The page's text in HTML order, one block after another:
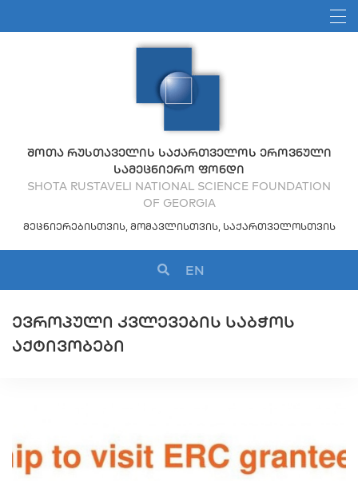
ᲨᲝᲗᲐ ᲠᲣᲡᲗᲐᲕᲔᲚᲘᲡ ᲡᲐᲥᲐᲠᲗᲕᲔᲚᲝᲡ ᲔᲠᲝᲕᲜᲣᲚᲘ
ᲡᲐᲛᲔᲪᲜᲘᲔᲠᲝ ᲤᲝᲜᲓᲘ
SHOTA RUSTAVELI NATIONAL SCIENCE FOUNDATION
OF GEORGIA
ᲛᲔᲪᲜᲘᲔᲠᲔᲑᲘᲡᲗᲕᲘᲡ, ᲛᲝᲛᲐᲕᲚᲘᲡᲗᲕᲘᲡ, ᲡᲐᲥᲐᲠᲗᲕᲔᲚᲝᲡᲗᲕᲘᲡ
EN
ᲔᲕᲠᲝᲞᲣᲚᲘ ᲙᲕᲚᲔᲕᲔᲑᲘᲡ ᲡᲐᲑᲭᲝᲡ
ᲐᲥᲢᲘᲕᲝᲑᲔᲑᲘ